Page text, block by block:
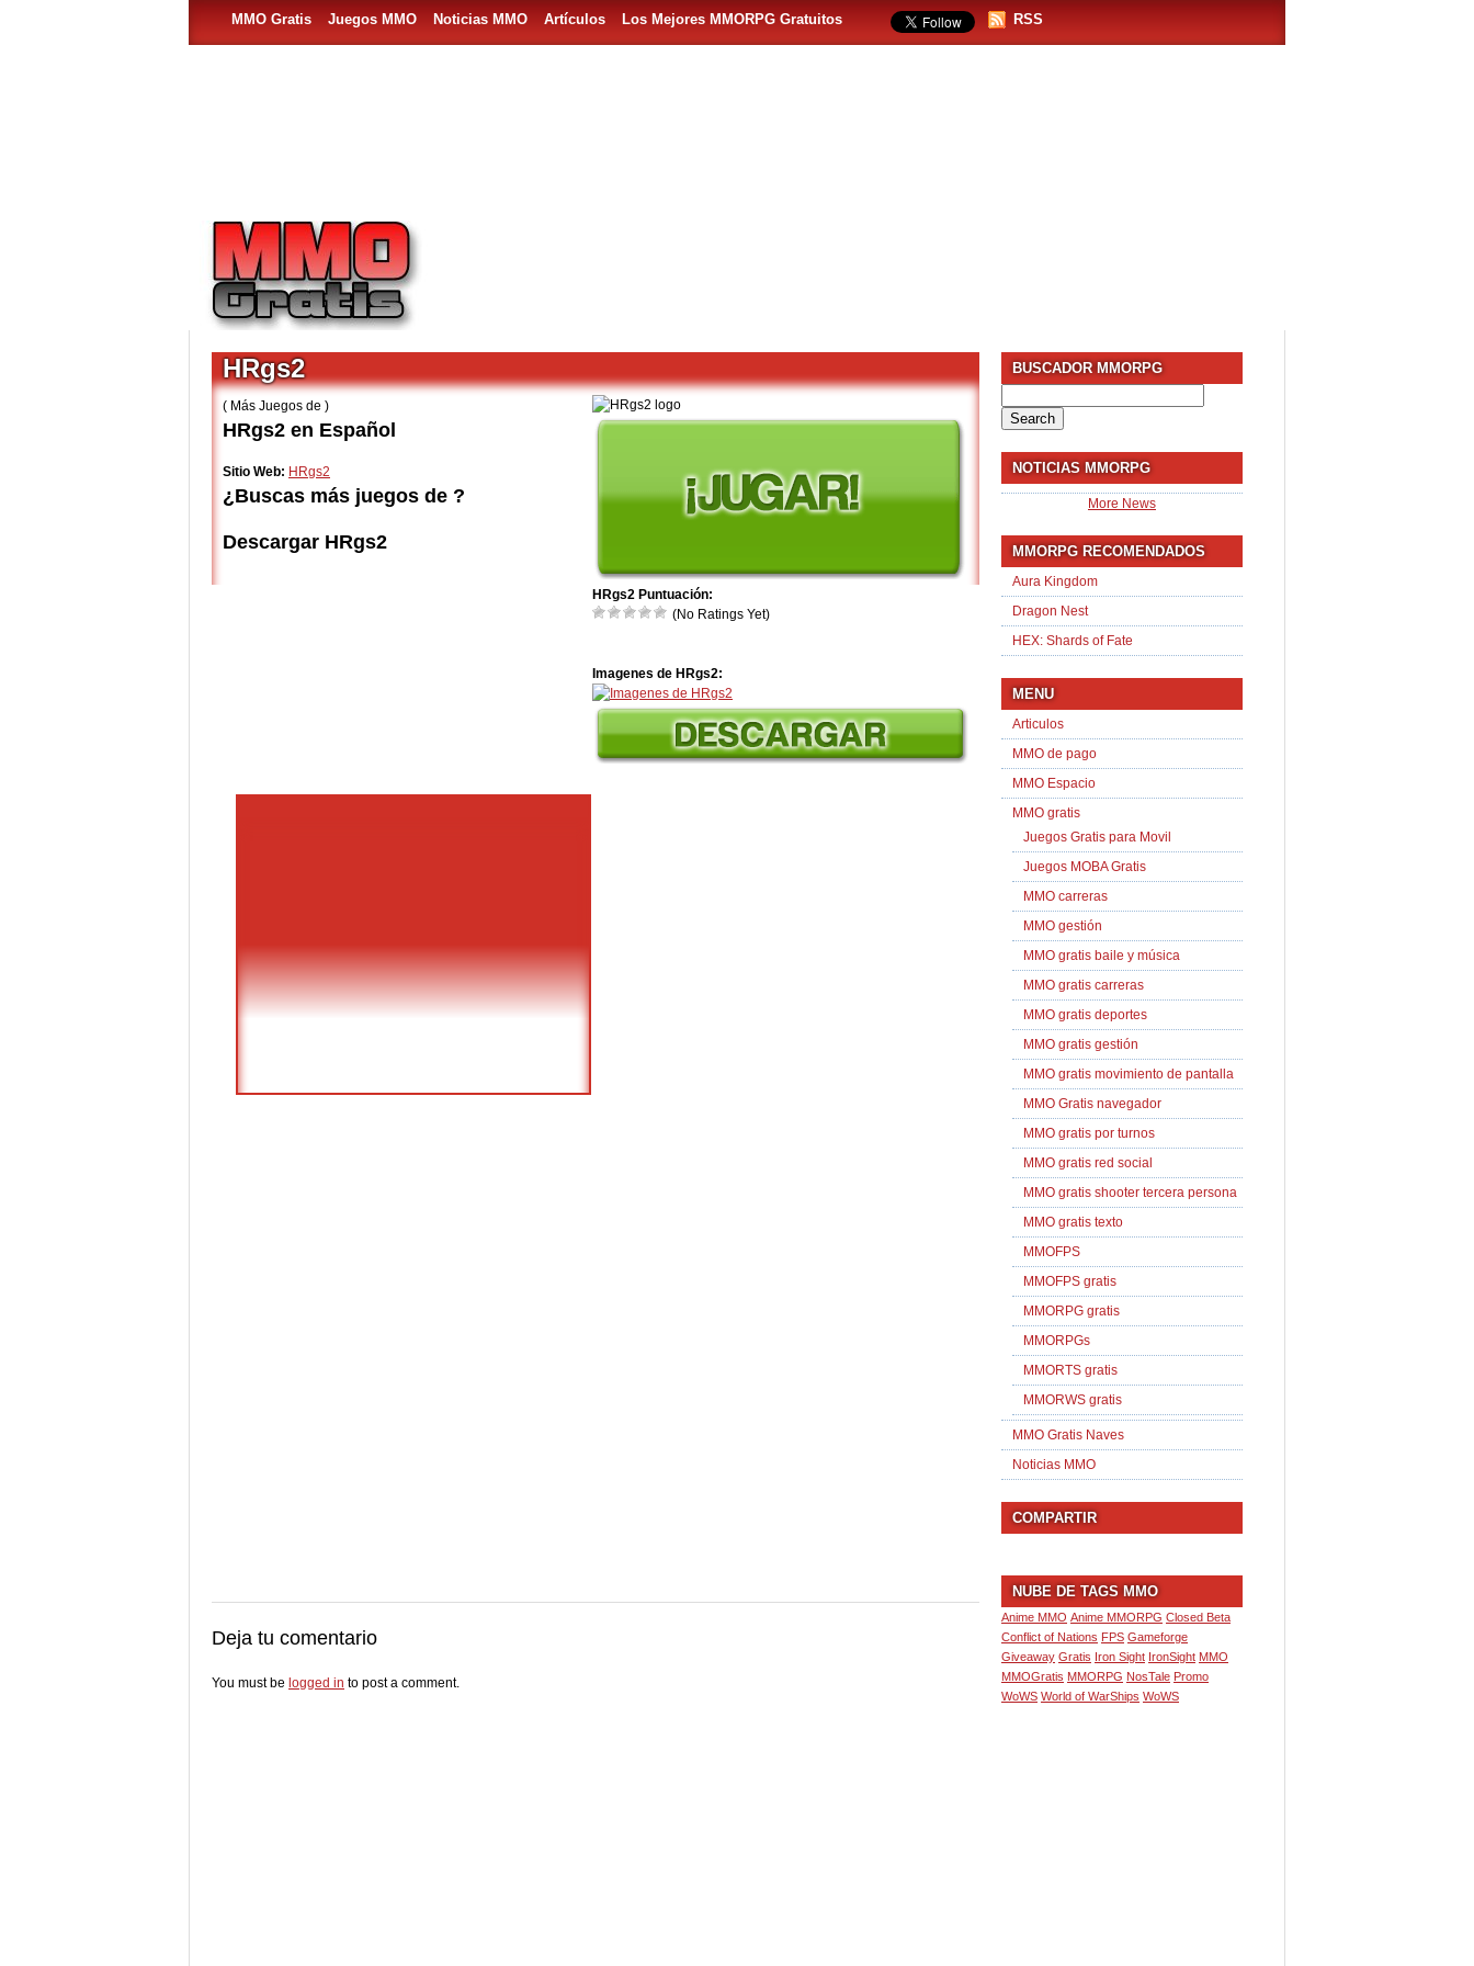
MMO Gratis Juegos MMO Noticias MMO Artículos Los Mejores MMORPG Gratuitos RSS
HRgs2 Puntuación:
(No Ratings Yet)
Imagenes de HRgs2:
HRgs2
( Más Juegos de )
HRgs2 en Español
Sitio Web: HRgs2
¿Buscas más juegos de ?
Descargar HRgs2
Deja tu comentario
You must be logged in to post a comment.
BUSCADOR MMORPG
for:
NOTICIAS MMORPG
More News
MMORPG RECOMENDADOS
Aura Kingdom
Dragon Nest
HEX: Shards of Fate
MENU
Articulos
MMO de pago
MMO Espacio
MMO gratis
Juegos Gratis para Movil
Juegos MOBA Gratis
MMO carreras
MMO gestión
MMO gratis baile y música
MMO gratis carreras
MMO gratis deportes
MMO gratis gestión
MMO gratis movimiento de pantalla
MMO Gratis navegador
MMO gratis por turnos
MMO gratis red social
MMO gratis shooter tercera persona
MMO gratis texto
MMOFPS
MMOFPS gratis
MMORPG gratis
MMORPGs
MMORTS gratis
MMORWS gratis
MMO Gratis Naves
Noticias MMO
COMPARTIR
NUBE DE TAGS MMO
Anime MMO Anime MMORPG Closed Beta
Conflict of Nations FPS Gameforge
Giveaway Gratis Iron Sight IronSight MMO
MMOGratis MMORPG NosTale Promo
WoWS World of WarShips WoWS